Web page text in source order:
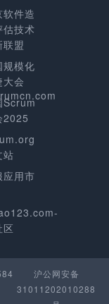
软件造
估技术
联盟
规模化
大会
Scrum
2025
站
应用市
区
沪公网安备
31011202010288